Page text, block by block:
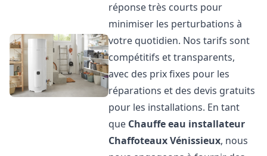
réponse très courts pour
minimiser les perturbations à
votre quotidien. Nos tarifs sont
compétitifs et transparents,
avec des prix fixes pour les
réparations et des devis gratuits
pour les installations. En tant
que Chauffe eau installateur
ChaffoteauxVénissieux, nous